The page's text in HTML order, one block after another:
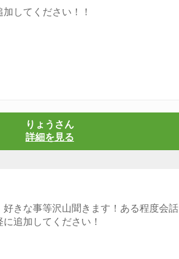
してください！！
りょうさん
詳細を見る
きな事等沢山聞きます！ある程度会話
追加してください！